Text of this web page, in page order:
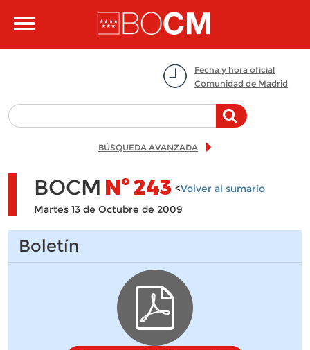
Toggle
Fecha y hora oficial
Comunidad de Madrid
BÚSQUEDA AVANZADA
BOCM Nº243 <Volver al sumario
Martes 13 de Octubre de 2009
Boletín